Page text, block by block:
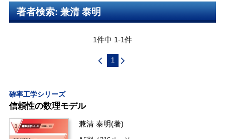
著者検索: 兼清 泰明
1件中 1-1件
1
確率工学シリーズ
信頼性の数理モデル
兼清 泰明(著)